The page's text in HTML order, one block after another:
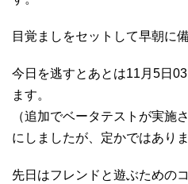
目覚ましをセットして早朝に
今日を逃すとあとは11月5日
ます。
（追加でベータテストが実施
にしましたが、定かではありま
先日はフレンドと遊ぶための